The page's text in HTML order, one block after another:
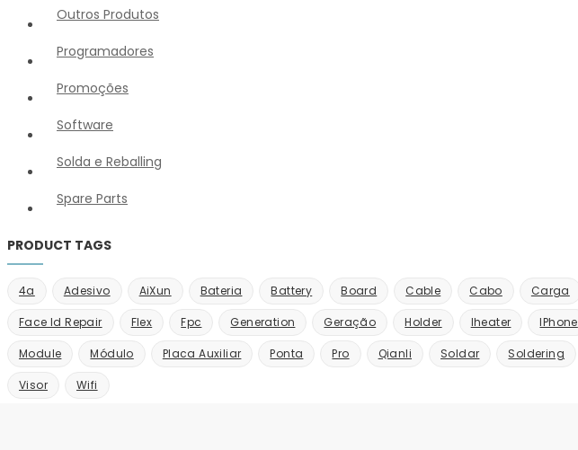
Outros Produtos
Programadores
Promoções
Software
Solda e Reballing
Spare Parts
PRODUCT TAGS
4a Adesivo AiXun Bateria Battery Board Cable Cabo Carga
Face Id Repair Flex Fpc Generation Geração Holder Iheater IPhone
Module Módulo Placa Auxiliar Ponta Pro Qianli Soldar Soldering
Visor Wifi